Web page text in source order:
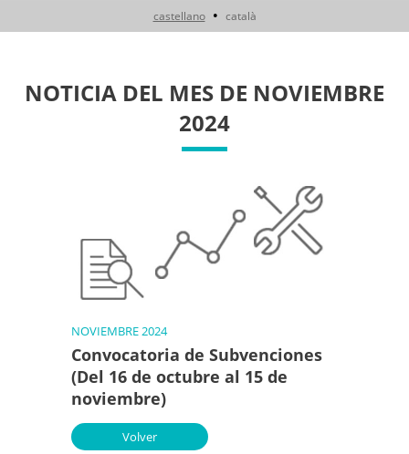
castellano• català
NOTICIA DEL MES DE NOVIEMBRE
2024
NOVIEMBRE 2024
Convocatoria de Subvenciones
(Del 16 de octubre al 15 de
noviembre)
Volver